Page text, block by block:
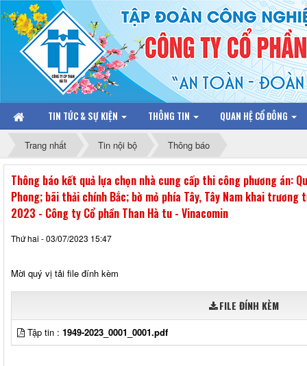
TIN TỨC & SỰ KIỆN THÔNG TIN QUAN HỆ CỔ ĐÔNG
Trang nhất Tin nội bộ Thông báo
Thông báo kết quả lựa chọn nhà cung cấp thi công phương án:
Phong; bãi thải chính Bắc; bờ mỏ phía Tây, Tây Nam khai
2023 - Công ty Cổ phần Than Hà tu - Vinacomin
Thứ hai - 03/07/2023 15:47
Mời quý vị tải file đính kèm
FILE ĐÍNH KÈM
Tập tin : 1949-2023_0001_0001.pdf